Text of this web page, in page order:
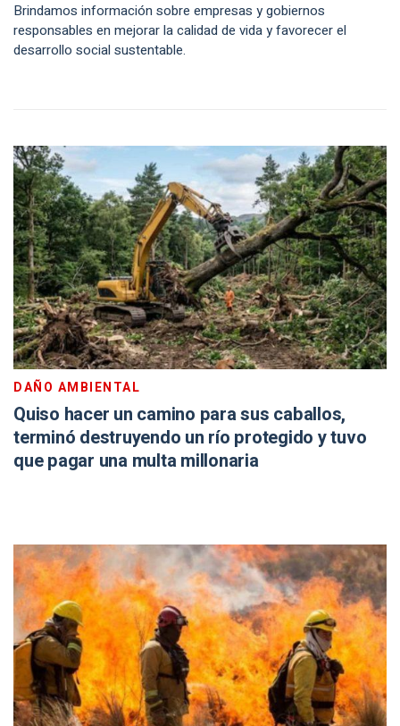
Brindamos información sobre empresas y gobiernos
responsables en mejorar la calidad de vida y favorecer el
desarrollo social sustentable.
DAÑO AMBIENTAL
Quiso hacer un camino para sus caballos,
terminó destruyendo un río protegido y tuvo
que pagar una multa millonaria